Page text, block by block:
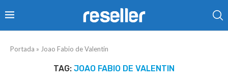
Portada » Joao Fabio de Valentin
TAG: JOAO FABIO DE VALENTIN